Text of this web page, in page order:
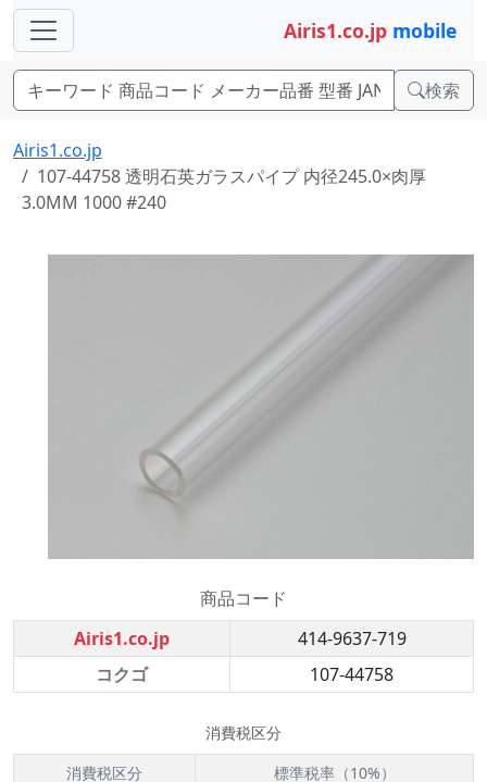
Airis1.co.jp mobile
検索
Airis1.co.jp
107-44758 透明石英ガラスパイプ 内径245.0×肉厚
3.0MM 1000 #240
商品コード
Airis1.co.jp
414-9637-719
コクゴ
107-44758
消費税区分
消費税区分
標準税率（10%）